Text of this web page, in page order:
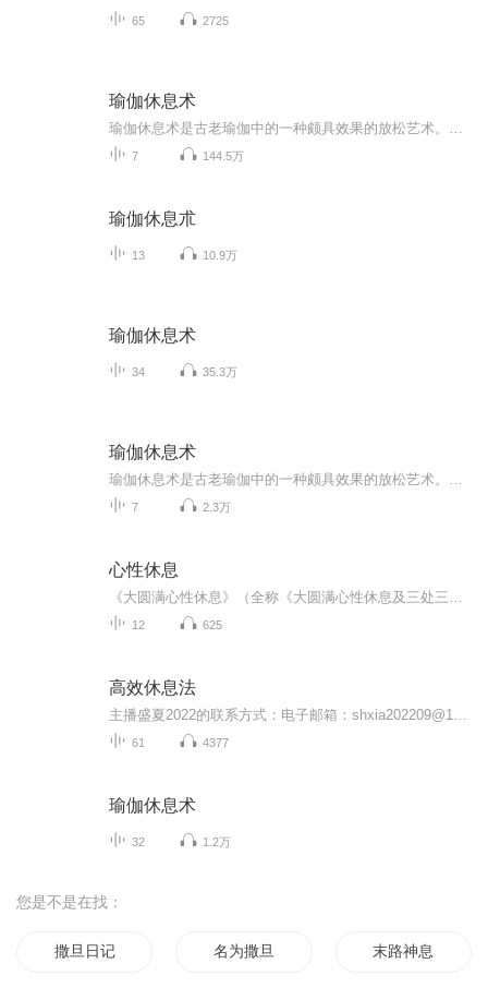
65 2725
瑜伽休息术
7 144.5万
瑜伽休息朮
13 10.9万
瑜伽休息术
34 35.3万
瑜伽休息术
7 2.3万
心性休息
12 625
高效休息法
61 4377
瑜伽休息术
32 1.2万
您是不是在找：
撒旦日记 名为撒旦 末路神息